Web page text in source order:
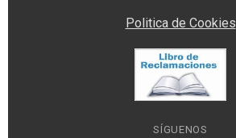
Politica de Cookies
SÍGUENOS